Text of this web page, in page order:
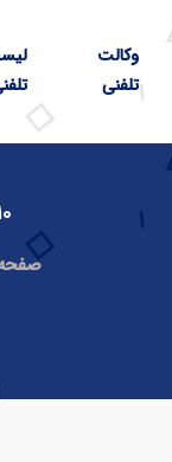
وکالت
تلفنی
۱۰ راز مهم در